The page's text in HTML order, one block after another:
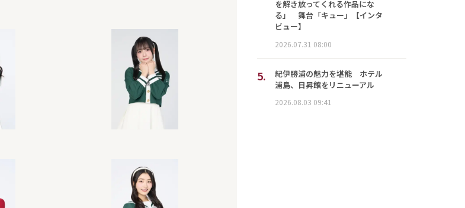
を解き放ってくれる作品にな
る」 舞台「キュー」【インタ
ビュー】
2026.07.31 08:00
5.
紀伊勝浦の魅力を堪能 ホテル
浦島、日昇館をリニューアル
2026.08.03 09:41